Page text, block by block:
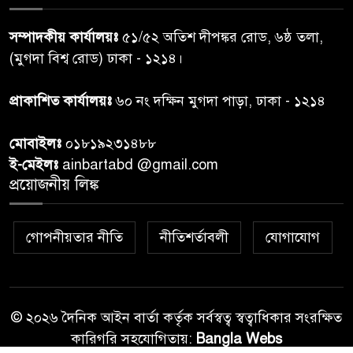
তদন্ত শেষ পর্যায়ে, দ্রুত চার্জশিট
৭
রাতের মধ্যে ঢাকাসহ ১০ অঞ্চলে
ঝড়বৃষ্টির পূর্বাভাস
৮
প্রধানমন্ত্রীর সঙ্গে দেখা করে স্বপ্নপূরণ
উপহার
৯
২০ আগস্ট রাষ্ট্রপতি নির্বাচন,
১০
সম্পাদকীয় কার্যালয়ঃ ৫১/৫২ অতিশ দীপঙ্কর রোড, ৬ষ্ঠ তলা,
(মুগদা বিশ্ব রোড) ঢাকা - ১২১৪।
প্রাকাশিত কার্যালয়ঃ৬০ নং দক্ষিন মুগদা পাড়া, ঢাকা - ১২১৪
মোবাইলঃ ০১৮১৯২৩১৪৮৮
ই-মেইলঃ ainbartabd @gmail.com
প্রয়োজনীয় লিঙ্ক
গোপনীয়তার নীতি নীতিশর্তাবলী যোগাযোগ
© ২০২৬ দৈনিক আইন বার্তা কর্তৃক সর্বস্বত্ব স্বত্বাধিকার সংরক্ষিত
কারিগরি সহযোগিতায়: Bangla Webs